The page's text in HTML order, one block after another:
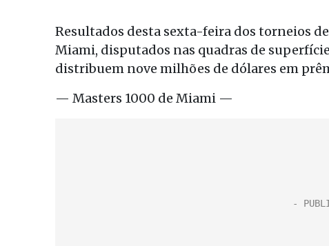
Resultados desta sexta-feira dos torneios
Miami, disputados nas quadras de
distribuem nove milhões de dólares em
— Masters 1000 de Miami —